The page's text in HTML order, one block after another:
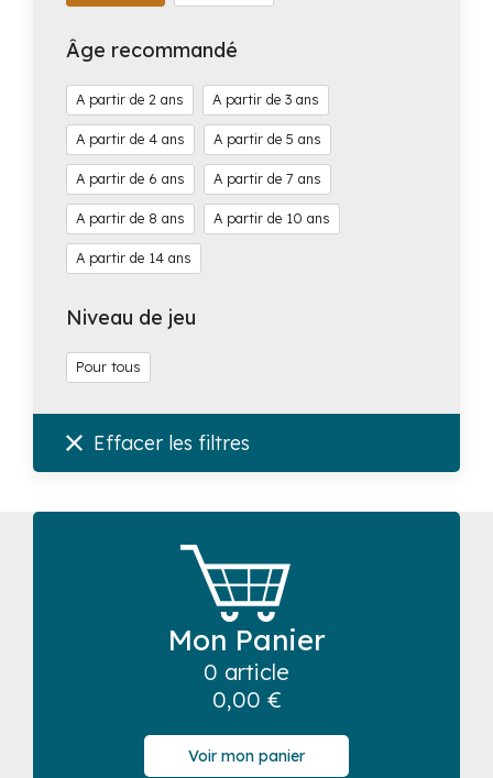
Âge recommandé
2 3
4 5
6 7
8 10
14
Niveau de jeu
Pour tous
Effacer les filtres
Mon Panier
0 article
0,00 €
Voir mon panier